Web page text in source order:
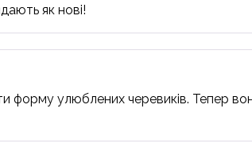
як нові!
улюблених черевиків. Тепер